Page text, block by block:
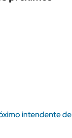
intendente de